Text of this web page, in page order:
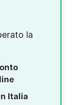
la
Italia